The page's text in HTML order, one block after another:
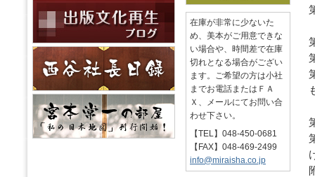
在庫が非常に少ないた
め、美本がご用意できな
い場合や、時間差で在庫
切れとなる場合がござい
ます。ご希望の方は小社
までお電話またはＦＡ
Ｘ、メールにてお問い合
わせ下さい。
【TEL】048-450-0681
【FAX】048-469-2499
info@miraisha.co.jp